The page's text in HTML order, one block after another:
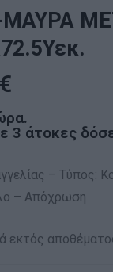
ΜΑΥΡΑ
€
3 άτοκες
– Τύπος:
– Απόχρωση
εκτός